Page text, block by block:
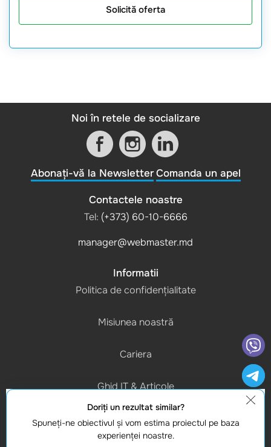
Solicită oferta
Noi în retele de socializare
Abonați-vă la Newsletter Comanda un apel
Contactele noastre
Tel: (+373) 60-10-6666
manager@webmaster.md
Informatii
Politica de confidențialitate
Misiunea noastră
Cariera
Ghid IT & Articole
Program de lucru
(L-V) 9:00 - 18:00
Doriţi un rezultat similar?
Spuneţi-ne obiectivul şi vom estima proiectul pe baza
experienţei noastre.